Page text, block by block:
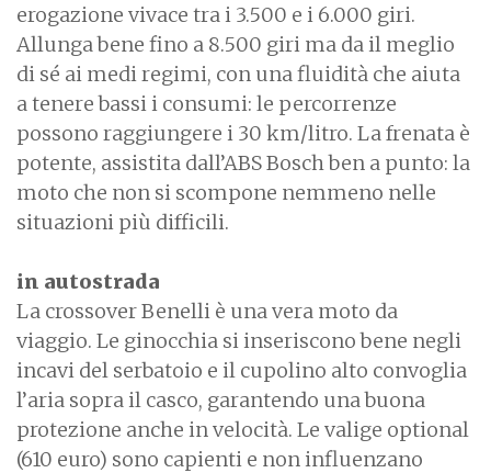
erogazione vivace tra i 3.500 e i 6.000 giri.
Allunga bene fino a 8.500 giri ma da il meglio
di sé ai medi regimi, con una fluidità che aiuta
a tenere bassi i consumi: le percorrenze
possono raggiungere i 30 km/litro. La frenata è
potente, assistita dall’ABS Bosch ben a punto: la
moto che non si scompone nemmeno nelle
situazioni più difficili.
in autostrada
La crossover Benelli è una vera moto da
viaggio. Le ginocchia si inseriscono bene negli
incavi del serbatoio e il cupolino alto convoglia
l’aria sopra il casco, garantendo una buona
protezione anche in velocità. Le valige optional
(610 euro) sono capienti e non influenzano